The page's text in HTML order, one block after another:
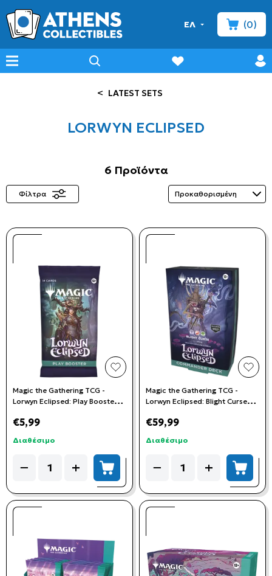
ΕΛ
minicart
(0)
menu search wishlist
< LATEST SETS
LORWYN ECLIPSED
6 Προϊόντα
Φίλτρα
add to wishlist
Magic the Gathering TCG -
Lorwyn Eclipsed: Play Booster
€5,99
Διαθέσιμο
−
Quantity + add to cart
add
Magic the Gathering TCG -
Lorwyn Eclipsed: Blight Curse
€59,99
Διαθέσιμο
−
Quantity + add